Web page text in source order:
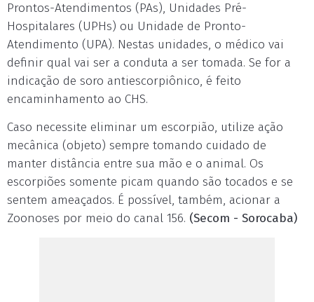
Prontos-Atendimentos (PAs), Unidades Pré-
Hospitalares (UPHs) ou Unidade de Pronto-
Atendimento (UPA). Nestas unidades, o médico vai
definir qual vai ser a conduta a ser tomada. Se for a
indicação de soro antiescorpiônico, é feito
encaminhamento ao CHS.
Caso necessite eliminar um escorpião, utilize ação
mecânica (objeto) sempre tomando cuidado de
manter distância entre sua mão e o animal. Os
escorpiões somente picam quando são tocados e se
sentem ameaçados. É possível, também, acionar a
Zoonoses por meio do canal 156. (Secom - Sorocaba)